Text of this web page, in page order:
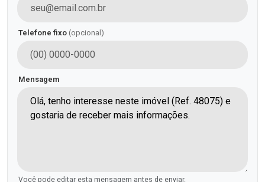
Telefone fixo (opcional)
Mensagem
Você pode editar esta mensagem antes de enviar.